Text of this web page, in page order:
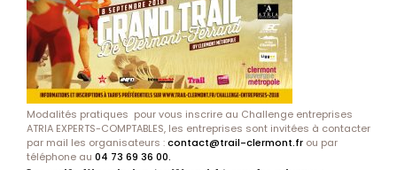
Modalités pratiques pour vous inscrire au Challenge entreprises
ATRIA EXPERTS-COMPTABLES, les entreprises sont invitées à contacter
par mail les organisateurs :contact@trail-clermont.fr ou par
téléphone au 04 73 69 36 00.